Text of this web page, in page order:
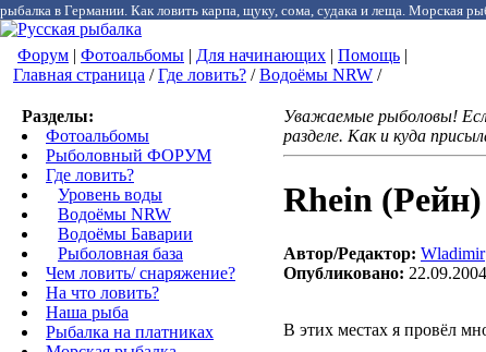
рыбалка в Германии. Как ловить карпа, щуку, сома, судака и леща. Морская
Форум | Фотоальбомы | Для начинающих | Помощь |
Главная страница /Где ловить? /Водоёмы NRW /
Разделы:
Фотоальбомы
Рыболовный ФОРУМ
Где ловить?
Уровень воды
Водоёмы NRW
Водоёмы Баварии
Рыболовная база
Чем ловить/ снаряжение?
На что ловить?
Наша рыба
Рыбалка на платниках
Уважаемые рыболовы!
разделе. Как и куда
Rhein
Автор/Редактор: Wladimir
Опубликовано: 22.09.2004
В этих местах я провёл